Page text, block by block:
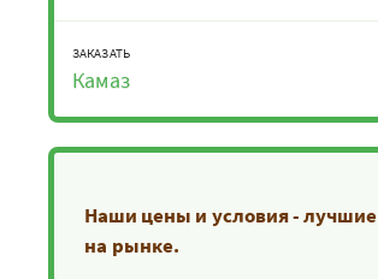
ЗАКАЗАТЬ
Камаз
Наши цены и условия - лучшие
на рынке.